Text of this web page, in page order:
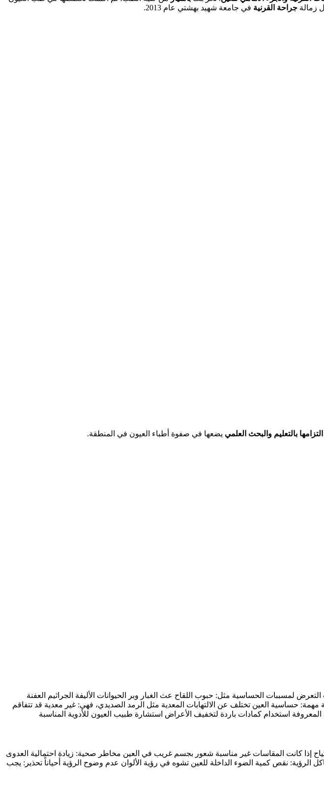
جراحة القرنية في جامعة شهيد بهشتي عام 2013.
التزامها بالتعليم والبحث العلمي يضعها في صفوة أطباء العيون في المنطقة.
لمسببات الحساسية مثل: حبوب اللقاح عث الغبار وبر الحيوانات الأليفة الجراثيم العفنة
حساسية العين تختلف عن الالتهابات المعدية مثل الرمد الصديدي، فهي: غير معدية قد تتفاقم
استخدام كمادات باردة لتخفيف الأعراض استشارة طبيب العيون للأدوية المناسبة
إذا كانت المقاسات غير مناسبة شعور بجسم غريب في العين مخاطر صحية: زيادة احتمالية العدوى
نقص كمية الضوء الداخلة للعين تشوه في رؤية الألوان عدم وضوح الرؤية أحياناً تحذير: يجب